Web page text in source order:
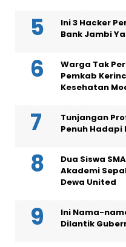
Ini 3 Hacker
Bank Jambi
Warga Tak
Pemkab
Kesehatan
Tunjangan
Penuh Hadapi
Dua Siswa
Akademi
Dewa United
Ini Nama-
Dilantik